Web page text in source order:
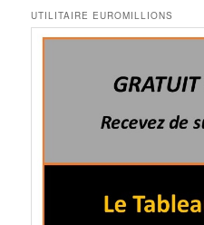
UTILITAIRE EUROMILLIONS